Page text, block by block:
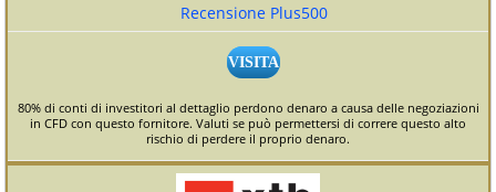
Recensione Plus500
VISITA
80% di conti di investitori al dettaglio perdono denaro a causa delle negoziazioni
in CFD con questo fornitore. Valuti se può permettersi di correre questo alto
rischio di perdere il proprio denaro.